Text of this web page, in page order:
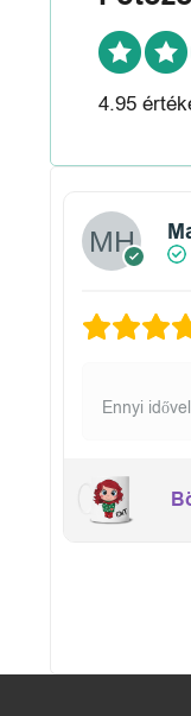
e
m
y
e
k
4.95
Ennyi